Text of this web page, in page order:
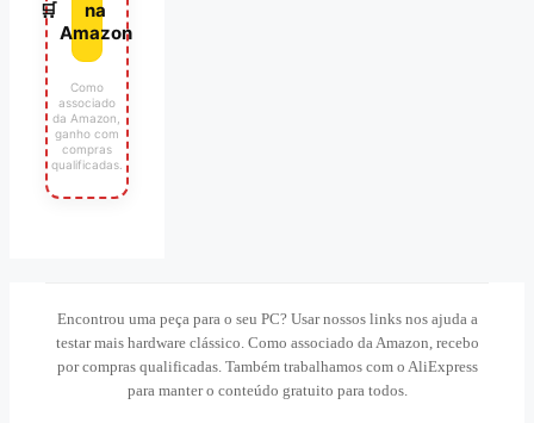
🛒
na
Amazon
Como
associado
da Amazon,
ganho com
compras
qualificadas.
Encontrou uma peça para o seu PC? Usar nossos links nos ajuda a
testar mais hardware clássico. Como associado da Amazon, recebo
por compras qualificadas. Também trabalhamos com o AliExpress
para manter o conteúdo gratuito para todos.